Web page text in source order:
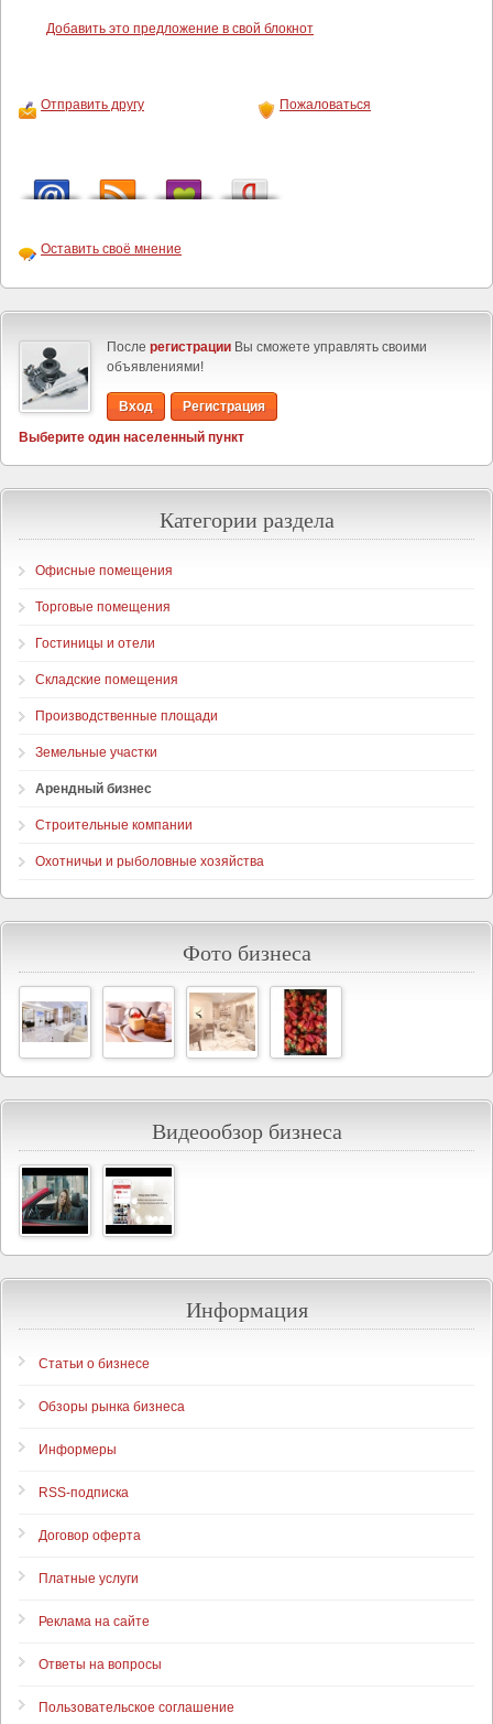
Добавить это предложение в свой блокнот
Отправить другу Пожаловаться
Оставить своё мнение
После регистрации Вы сможете управлять своими
объявлениями!
Вход
Регистрация
Выберите один населенный пункт
Категории раздела
Офисные помещения
Торговые помещения
Гостиницы и отели
Складские помещения
Производственные площади
Земельные участки
Арендный бизнес
Строительные компании
Охотничьи и рыболовные хозяйства
Фото бизнеса
Видеообзор бизнеса
Информация
Статьи о бизнесе
Обзоры рынка бизнеса
Информеры
RSS-подписка
Договор оферта
Платные услуги
Реклама на сайте
Ответы на вопросы
Пользовательское соглашение